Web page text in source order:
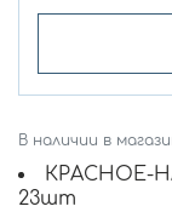
В наличии в
КРАСНОЕ-
23шт